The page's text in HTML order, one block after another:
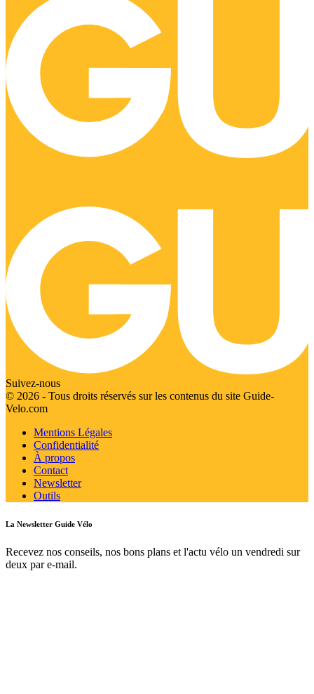
Suivez-nous
© 2026 - Tous droits réservés sur les contenus du site Guide-
Velo.com
Mentions Légales
Confidentialité
À propos
Contact
Newsletter
Outils
La Newsletter Guide Vélo
Recevez nos conseils, nos bons plans et l'actu vélo un vendredi sur
deux par e-mail.